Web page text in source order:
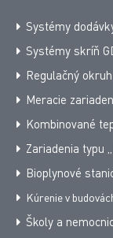
Systémy
Systémy skríň
Regulačný
Meracie
Kombinované
Zariadenia typu
Bioplynové
Kúrenie v
Školy a